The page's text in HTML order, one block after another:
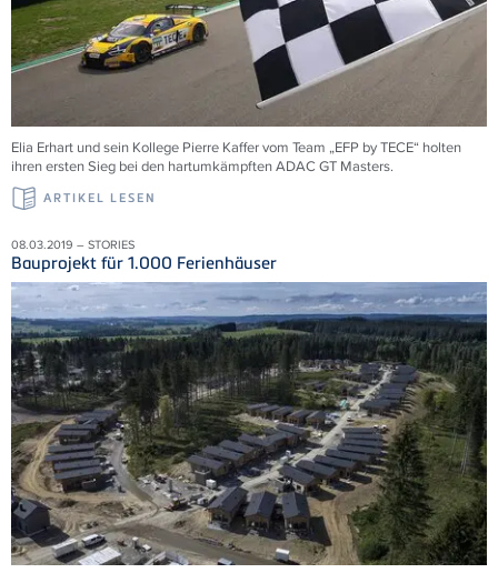
Elia Erhart und sein Kollege Pierre Kaffer vom Team „EFP by TECE“ holten
ihren ersten Sieg bei den hartumkämpften ADAC GT Masters.
ARTIKEL LESEN
08.03.2019 – STORIES
Bauprojekt für 1.000 Ferienhäuser